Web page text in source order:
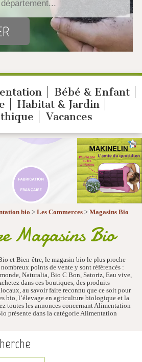
Bébé & Enfant
Habitat & Jardin
Vacances
bio > Les Commerces > Magasins Bio
Magasins Bio
et Bien-être, le magasin bio le plus proche
points de vente y sont référencés :
Naturalia, Bio C Bon, Satoriz, Eau vive,
dans ces boutiques, des produits
au savoir faire reconnu que ce soit pour
bio, l’élevage en agriculture biologique et la
toutes les annonces concernant Alimentation
présente dans la catégorie Alimentation